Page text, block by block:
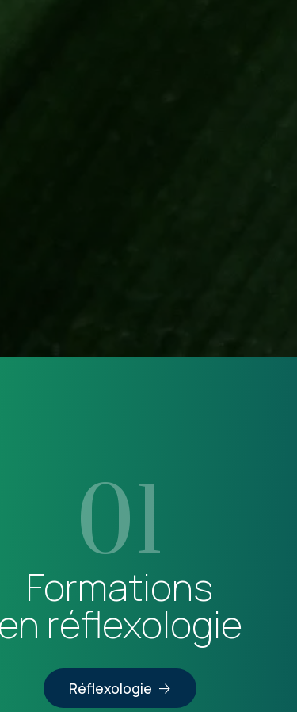
01
Formations
en réflexologie
Réflexologie